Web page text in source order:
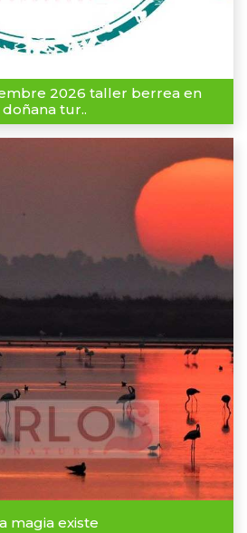
2026 taller berrea en
doñana tur..
magia existe